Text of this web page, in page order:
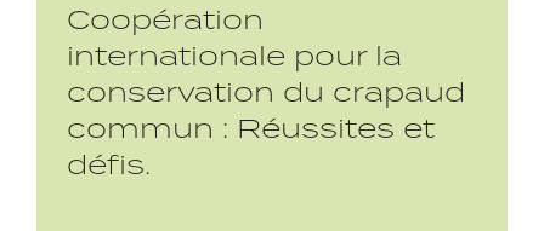
Coopération
internationale pour la
conservation du crapaud
commun : Réussites et
défis.